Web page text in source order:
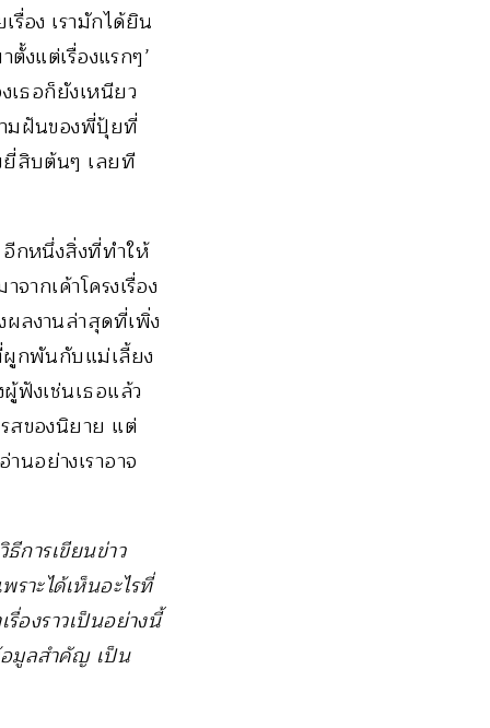
อง เรามักได้ยิน
งแต่เรื่องแรกๆ’
ธอก็ยังเหนียว
ามฝันของพี่ปุ้ยที่
ยี่สิบต้นๆ เลยที
อีกหนึ่งสิ่งที่ทำให้
ากเค้าโครงเรื่อง
ลงานล่าสุดที่เพิ่ง
ผูกพันกับแม่เลี้ยง
ฟังเช่นเธอแล้ว
สของนิยาย แต่
นอย่างเราอาจ
การเขียนข่าว
าะได้เห็นอะไรที่
องราวเป็นอย่างนี้
มูลสำคัญ เป็น